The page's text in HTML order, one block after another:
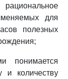
для
полезных
понимается
и количеству